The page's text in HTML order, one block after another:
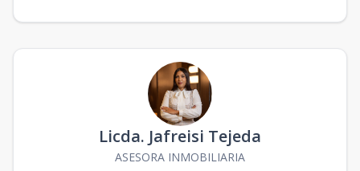
Licda. Jafreisi Tejeda
ASESORA INMOBILIARIA